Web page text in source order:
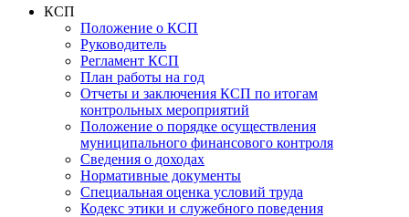
КСП
Положение о КСП
Руководитель
Регламент КСП
План работы на год
Отчеты и заключения КСП по итогам
контрольных мероприятий
Положение о порядке осуществления
муниципального финансового контроля
Сведения о доходах
Нормативные документы
Специальная оценка условий труда
Кодекс этики и служебного поведения